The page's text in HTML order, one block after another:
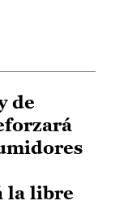
de
la libre